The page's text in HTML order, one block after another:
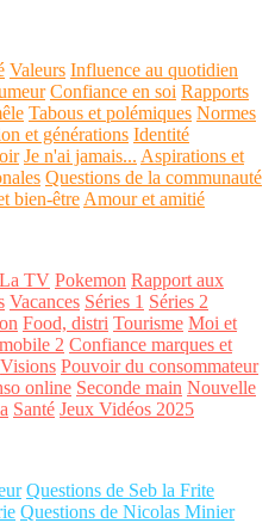
Valeurs Influence au quotidien
Confiance en soi Rapports
Tabous et polémiques Normes
et générations Identité
Je n'ai jamais... Aspirations et
Questions de la communauté
bien-être Amour et amitié
La TV Pokemon Rapport aux
Vacances Séries 1 Séries 2
Food, distri Tourisme Moi et
2 Confiance marques et
Visions Pouvoir du consommateur
online Seconde main Nouvelle
Santé Jeux Vidéos 2025
Questions de Seb la Frite
Questions de Nicolas Minier